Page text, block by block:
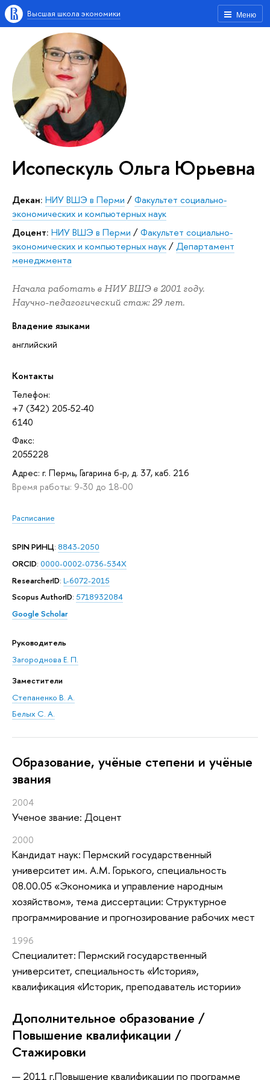
Меню
Высшая школа экономики
Исопескуль Ольга Юрьевна
Декан: НИУ ВШЭ в Перми /Факультет социально-
экономических и компьютерных наук
Доцент: НИУ ВШЭ в Перми /Факультет социально-
экономических и компьютерных наук/Департамент
менеджмента
Начала работать в НИУ ВШЭ в 2001 году.
Научно-педагогический стаж: 29 лет.
Владение языками
английский
Контакты
Телефон:
+7 (342) 205-52-40
6140
Факс:
2055228
Адрес: г. Пермь, Гагарина б-р, д. 37, каб. 216
Время работы: 9-30 до 18-00
Расписание
SPIN РИНЦ: 8843-2050
ORCID: 0000-0002-0736-534X
ResearcherID: L-6072-2015
Scopus AuthorID: 5718932084
Google Scholar
Руководитель
Загороднова Е. П.
Заместители
Степаненко В. А.
Белых С. А.
Oбразование, учёные степени и учёные
звания
2004
Ученое звание: Доцент
2000
Кандидат наук: Пермский государственный
университет им. А.М. Горького, специальность
08.00.05 «Экономика и управление народным
хозяйством», тема диссертации: Структурное
программирование и прогнозирование рабочих мест
1996
Специалитет: Пермский государственный
университет, специальность «История»,
квалификация «Историк, преподаватель истории»
Дополнительное образование /
Повышение квалификации /
Стажировки
2011 г.Повышение квалификации по программе